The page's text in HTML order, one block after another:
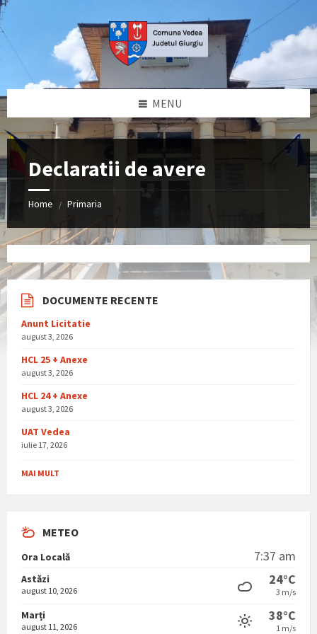
Skip
to
content
Skip
to
left
Skip
to
footer
MENU
Declaratii de avere
Home / Primaria
DOCUMENTE RECENTE
Anunt Licitatie
august 3, 2026
HCL 25 + Anexe
august 3, 2026
HCL 24 + Anexe
august 3, 2026
UAT Vedea
iulie 17, 2026
MAI MULT
METEO
Ora Locală 7:37 am
Astăzi
august 10, 2026
24°C
3 m/s
Marți
august 11, 2026
38°C
1 m/s